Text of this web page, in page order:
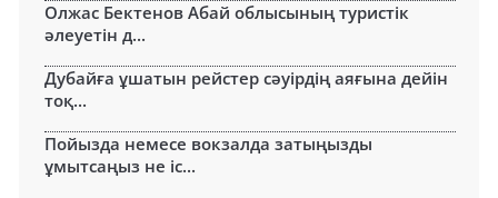
Олжас Бектенов Абай облысының туристік
әлеуетін д...
Дубайға ұшатын рейстер сәуірдің аяғына дейін
тоқ...
Пойызда немесе вокзалда затыңызды
ұмытсаңыз не іс...